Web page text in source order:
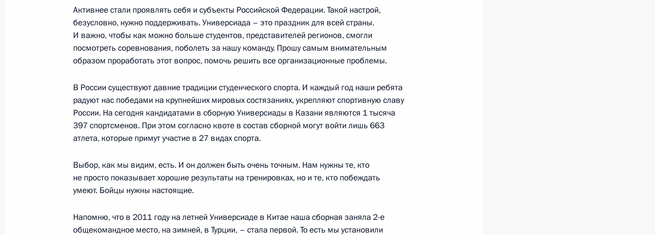
Встреча с военнослужащими Военно-Морского Флота
26 июля 2026 года
Разделы сайта
Президента
События
Структура
Контакты
ресурсы
Президент России
Текущий ресурс
Конституция России
символика
Обратиться к Президенту
Официальные
сетевые ресурсы
MAX
Telegram-канал
О портале
данных пользователей
Написать в редакцию
Активнее стали проявлять себя и субъекты Российской Федерации. Такой настрой,
безусловно, нужно поддерживать. Универсиада – это праздник для всей страны.
И важно, чтобы как можно больше студентов, представителей регионов, смогли
посмотреть соревнования, поболеть за нашу команду. Прошу самым внимательным
образом проработать этот вопрос, помочь решить все организационные проблемы.
В России существуют давние традиции студенческого спорта. И каждый год наши ребята
радуют нас победами на крупнейших мировых состязаниях, укрепляют спортивную славу
России. На сегодня кандидатами в сборную Универсиады в Казани являются 1 тысяча
397 спортсменов. При этом согласно квоте в состав сборной могут войти лишь 663
атлета, которые примут участие в 27 видах спорта.
Выбор, как мы видим, есть. И он должен быть очень точным. Нам нужны те, кто
не просто показывает хорошие результаты на тренировках, но и те, кто побеждать
умеют. Бойцы нужны настоящие.
Напомню, что в 2011 году на летней Универсиаде в Китае наша сборная заняла 2-е
общекомандное место, на зимней, в Турции, – стала первой. То есть мы установили